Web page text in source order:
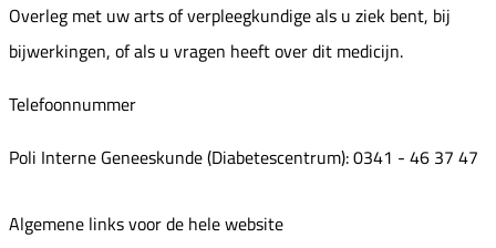
Overleg met uw arts of verpleegkundige als u ziek bent, bij
bijwerkingen, of als u vragen heeft over dit medicijn.
Telefoonnummer
Poli Interne Geneeskunde (Diabetescentrum): 0341 - 46 37 47
Algemene links voor de hele website